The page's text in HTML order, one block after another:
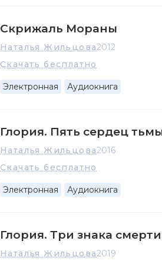
Скрижаль Мораны
Наталья Жильцова2012
Скачать бесплатно
Электронная Аудиокнига
Глория. Пять сердец
Наталья Жильцова2016
Скачать бесплатно
Электронная Аудиокнига
Глория. Три знака смерти
Наталья Жильцова2019